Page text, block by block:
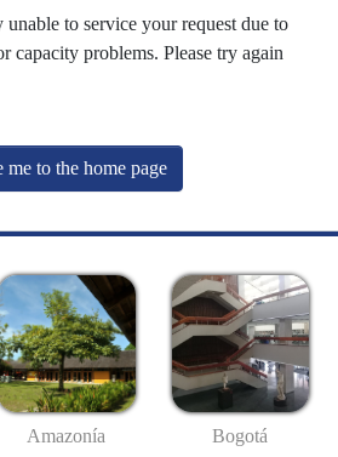
to service your request due to
capacity problems. Please try again
me to the home page
Amazonía Bogotá